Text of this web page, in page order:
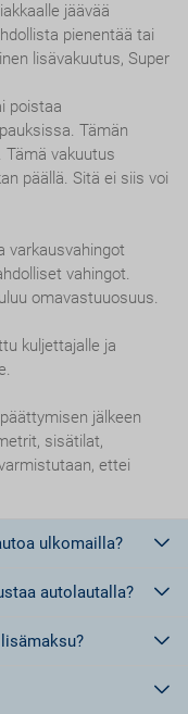
jäävää
pienentää tai
lisävakuutus, Super
poistaa
Tämän
vakuutus
päällä. Sitä ei siis voi
varkausvahingot
vahingot.
omavastuuosuus.
kuljettajalle ja
jälkeen
sisätilat,
ettei
ulkomailla?
piiriin tulee olla
kahta erilaista
autolautalla?
autolla.
lisämaksu.